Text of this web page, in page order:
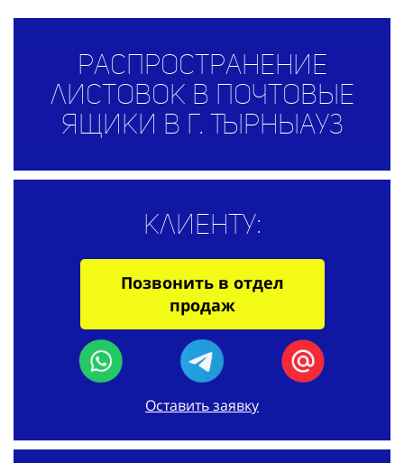
Распространение
листовок в почтовые
ящики в г. Тырныауз
Клиенту:
Позвонить в отдел
продаж
Оставить заявку